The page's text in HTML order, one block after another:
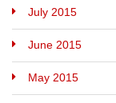
July 2015
June 2015
May 2015